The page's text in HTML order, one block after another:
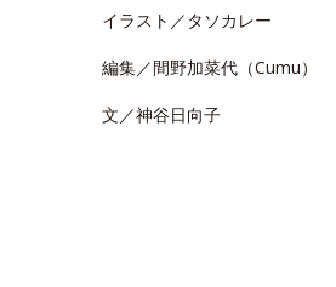
イラスト／タソカレー
編集／間野加菜代（Cumu）
文／神谷日向子